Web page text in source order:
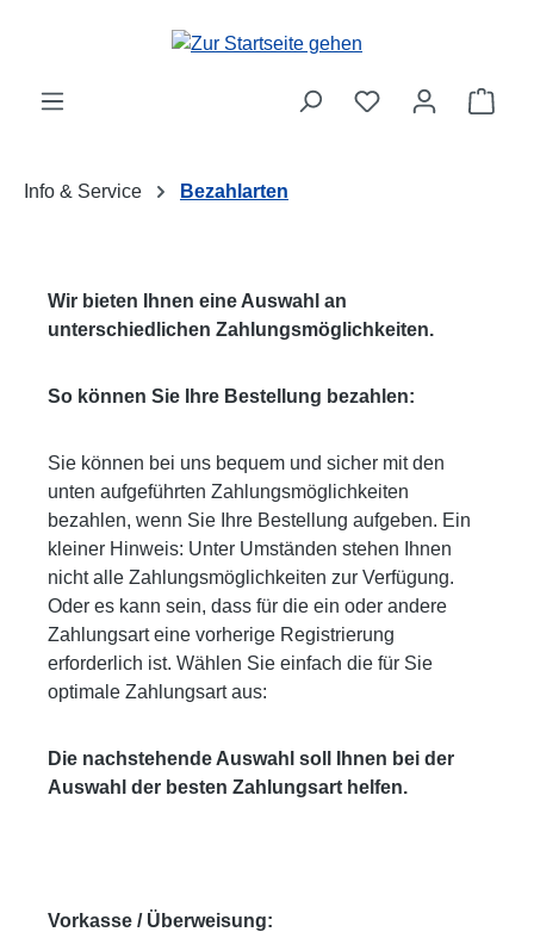
Zum Hauptinhalt springen
Info & Service Bezahlarten
Wir bieten Ihnen eine Auswahl an
unterschiedlichen Zahlungsmöglichkeiten.
So können Sie Ihre Bestellung bezahlen:
Sie können bei uns bequem und sicher mit den
unten aufgeführten Zahlungsmöglichkeiten
bezahlen, wenn Sie Ihre Bestellung aufgeben. Ein
kleiner Hinweis: Unter Umständen stehen Ihnen
nicht alle Zahlungsmöglichkeiten zur Verfügung.
Oder es kann sein, dass für die ein oder andere
Zahlungsart eine vorherige Registrierung
erforderlich ist. Wählen Sie einfach die für Sie
optimale Zahlungsart aus:
Die nachstehende Auswahl soll Ihnen bei der
Auswahl der besten Zahlungsart helfen.
Vorkasse / Überweisung: